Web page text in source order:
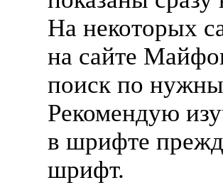
На некоторых
на сайте
поиск по
Рекомендую
в шрифте
шрифт.